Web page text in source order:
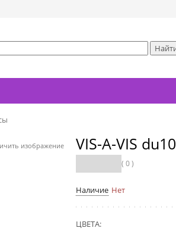
VIS-A-VIS
изображение
( 0 )
Наличие Нет
ЦВЕТА: